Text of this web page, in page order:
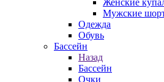
Женские
Мужские
Одежда
Обувь
Бассейн
Назад
Бассейн
Очки